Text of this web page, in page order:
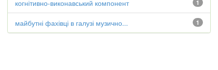
1
когнітивно-виконавський компонент
1
майбутні фахівці в галузі музично...